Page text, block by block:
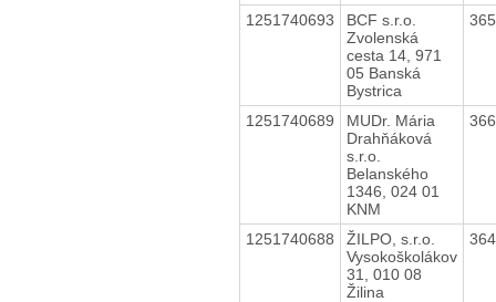
1251740693
BCF s.r.o.
Zvolenská
cesta 14, 971
05 Banská
Bystrica
1251740689
MUDr. Mária
Drahňáková
s.r.o.
Belanského
1346, 024 01
KNM
1251740688
ŽILPO, s.r.o.
Vysokoškolákov
31, 010 08
Žilina